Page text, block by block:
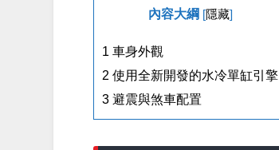
內容大綱 隱藏]
1 車身外觀
2 使用全新開發的水冷單缸引擎
3 避震與煞車配置